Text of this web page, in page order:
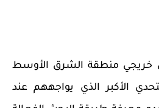
(43%) من خريجي منطقة الشرق الأوسط
الأكبر الذي يواجههم عند